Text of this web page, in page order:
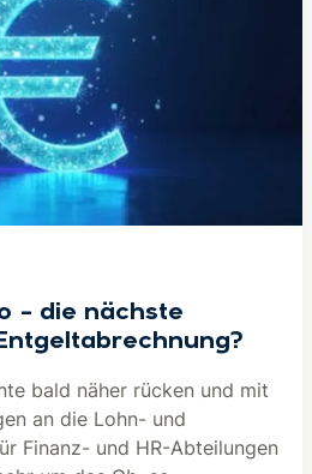
– die nächste
bald näher rücken und mit
an die Lohn- und
Finanz- und HR-Abteilungen